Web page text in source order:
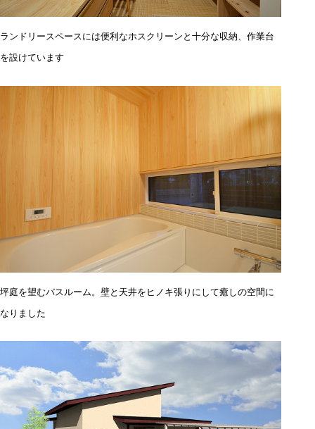
ランドリースペースには便利なホスクリーンと十分な収納、作業台
を設けています
坪庭を望むバスルーム。壁と天井をヒノキ張りにして癒しの空間に
なりました